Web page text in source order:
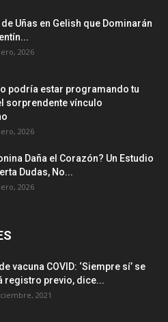
Uñas en Gelish que Dominarán
2026
podría estar programando tu
sorprendente vínculo
2026
Daña el Corazón? Un Estudio
Dudas, No...
2026
vacuna COVID: ‘Siempre sí’ se
registro previo, dice...
2021